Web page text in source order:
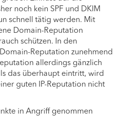
noch kein SPF und DKIM
schnell tätig werden. Mit
Domain-Reputation
schützen. In den
Reputation zunehmend
allerdings gänzlich
das überhaupt eintritt, wird
guten IP-Reputation nicht
in Angriff genommen